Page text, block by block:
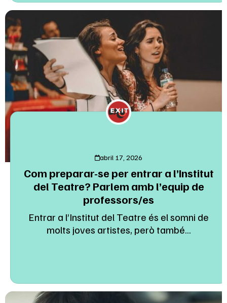
abril 17, 2026
Com preparar-se per entrar a l’Institut
del Teatre? Parlem amb l’equip de
professors/es
Entrar a l’Institut del Teatre és el somni de
molts joves artistes, però també...